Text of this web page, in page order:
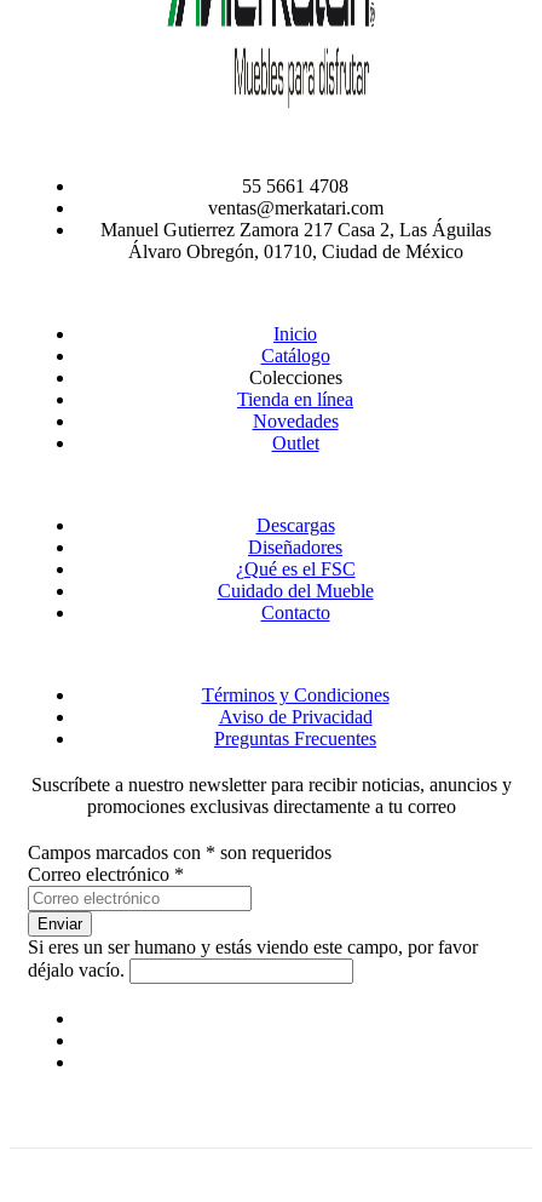
55 5661 4708
ventas@merkatari.com
Manuel Gutierrez Zamora 217 Casa 2, Las Águilas
Álvaro Obregón, 01710, Ciudad de México
Inicio
Catálogo
Colecciones
Tienda en línea
Novedades
Outlet
Descargas
Diseñadores
¿Qué es el FSC
Cuidado del Mueble
Contacto
Términos y Condiciones
Aviso de Privacidad
Preguntas Frecuentes
Suscríbete a nuestro newsletter para recibir noticias, anuncios y
promociones exclusivas directamente a tu correo
Campos marcados con * son requeridos
Correo electrónico *
Si eres un ser humano y estás viendo este campo, por favor
déjalo vacío.